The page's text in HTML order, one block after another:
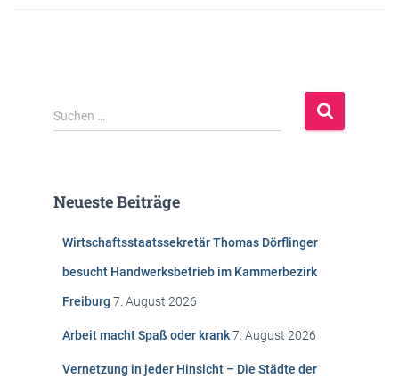
S
u
n
Suchen …
Neueste Beiträge
Wirtschaftsstaatssekretär Thomas Dörflinger
besucht Handwerksbetrieb im Kammerbezirk
Freiburg 7. August 2026
Arbeit macht Spaß oder krank7. August 2026
Vernetzung in jeder Hinsicht – Die Städte der